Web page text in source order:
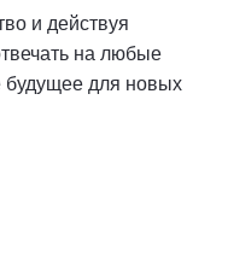
и действуя
на любые
будущее для новых